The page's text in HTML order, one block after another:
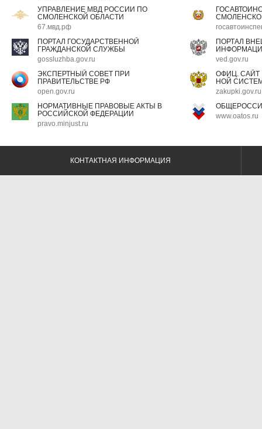
УПРАВЛЕНИЕ МВД РОССИИ ПО
СМОЛЕНСКОЙ ОБЛАСТИ
67.мвд.рф
ПОРТАЛ ГОСУДАРСТВЕННОЙ
ГРАЖДАНСКОЙ СЛУЖБЫ
gossluzhba.gov.ru
ПОРТАЛ
ved.gov.ru
ЭКСПЕРТНЫЙ СОВЕТ ПРИ
ПРАВИТЕЛЬСТВЕ РФ
open.gov.ru
ОФИЦ.
НОЙ
zakupki.gov.ru
НОРМАТИВНЫЕ ПРАВОВЫЕ АКТЫ В
РОССИЙСКОЙ ФЕДЕРАЦИИ
pravo.minjust.ru
www.oatos.ru
КОНТАКТНАЯ ИНФОРМАЦИЯ